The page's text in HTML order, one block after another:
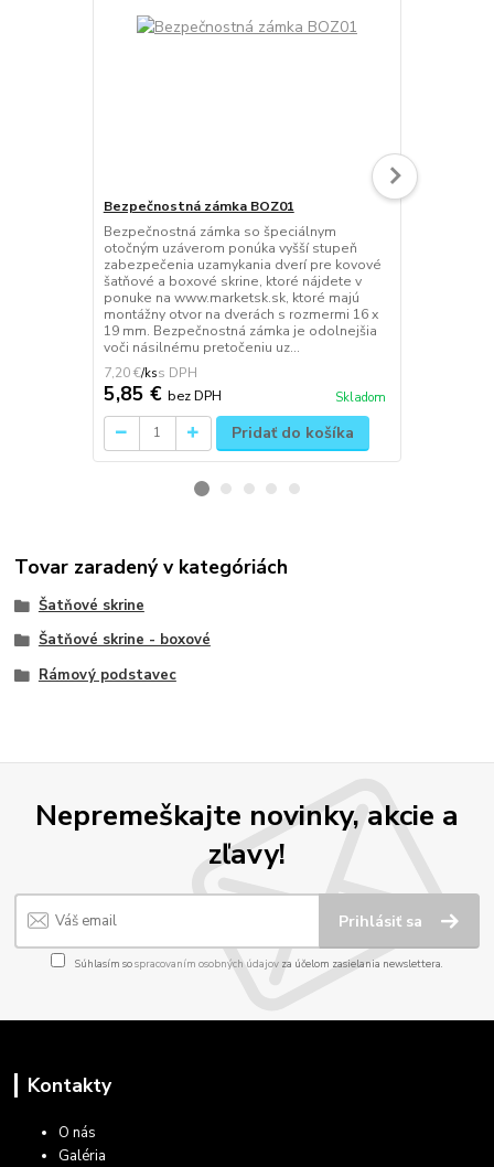
Bezpečnostná zámka BOZ01
Bezpečnostná zámka so špeciálnym
otočným uzáverom ponúka vyšší stupeň
zabezpečenia uzamykania dverí pre kovové
šatňové a boxové skrine, ktoré nájdete v
ponuke na www.marketsk.sk, ktoré majú
montážny otvor na dverách s rozmermi 16 x
19 mm. Bezpečnostná zámka je odolnejšia
voči násilnému pretočeniu uz...
7,20 €/ks
5,85 € bez DPH Skladom
Pridať do košíka
Tovar zaradený v kategóriách
Šatňové skrine
Šatňové skrine - boxové
Rámový podstavec
Nepremeškajte novinky, akcie a
zľavy!
Prihlásiť sa
Súhlasím sospracovaním osobných údajov za účelom zasielania newslettera.
Kontakty
O nás
Galéria